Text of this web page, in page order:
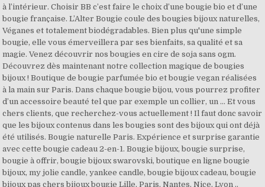
à l’intérieur. Choisir BB c’est faire le choix d’une bougie bio et d’une
bougie française. L’Alter Bougie coule des bougies bijoux naturelles,
Véganes et totalement biodégradables. Bien plus qu'une simple
bougie, elle vous émerveillera par ses bienfaits, sa qualité et sa
magie. Venez découvrir nos bougies en cire de soja sans ogm.
Découvrez dès maintenant notre collection magique de bougies
bijoux ! Boutique de bougie parfumée bio et bougie vegan réalisées
à la main sur Paris. Dans chaque bougie bijou, vous pourrez profiter
d’un accessoire beauté tel que par exemple un collier, un … Et vous
chers clients, que recherchez-vous actuellement ! Il faut donc savoir
que les bijoux contenus dans les bougies sont des bijoux qui ont déjà
été utilisés. Bougie naturelle Paris. Expérience et surprise garantie
avec cette bougie cadeau 2-en-1. Bougie bijoux, bougie surprise,
bougie à offrir, bougie bijoux swarovski, boutique en ligne bougie
bijoux, my jolie candle, yankee candle, bougie bijoux cadeau, bougie
bijoux pas chers bijoux bougie Lille, Paris, Nantes, Nice, Lyon ..